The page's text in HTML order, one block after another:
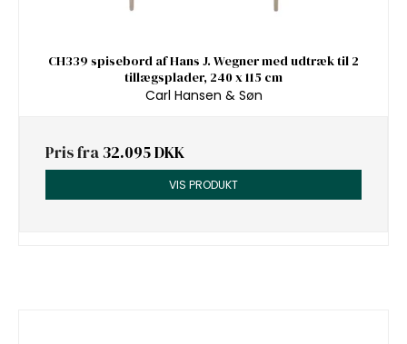
CH339 spisebord af Hans J. Wegner med udtræk til 2
tillægsplader, 240 x 115 cm
Carl Hansen & Søn
Pris fra32.095 DKK
VIS PRODUKT